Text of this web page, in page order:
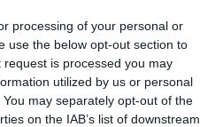
processing of your personal or
use the below opt-out section to
is processed you may
utilized by us or personal
may separately opt-out of the
on the IAB’s list of downstream
mort